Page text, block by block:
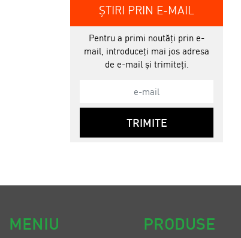
ȘTIRI PRIN E-MAIL
Pentru a primi noutăți prin e-
mail, introduceți mai jos adresa
de e-mail și trimiteți.
TRIMITE
MENIU PRODUSE